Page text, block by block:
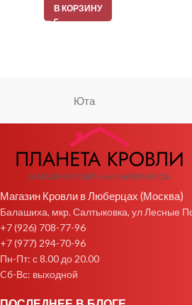
В КОРЗИНУ
Юта
Магазин Кровли в Люберцах (Москва)
Балашиха, мкр. Салтыковка, ул Лесные
+7 (926) 708-77-96
+7 (977) 294-70-96
Пн-Пт: с 8.00 до 20.00
Cб-Вс: выходной